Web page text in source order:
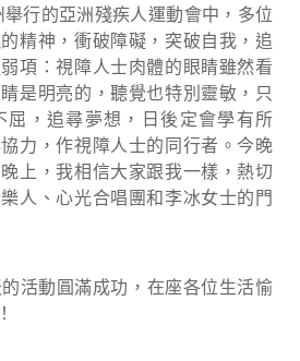
的亞洲殘疾人運動會中，多位
精神，衝破障礙，突破自我，追
項：視障人士肉體的眼睛雖然看
是明亮的，聽覺也特別靈敏，只
屈，追尋夢想，日後定會學有所
力，作視障人士的同行者。今晚
上，我相信大家跟我一樣，熱切
人、心光合唱團和李冰女士的門
動圓滿成功，在座各位生活愉